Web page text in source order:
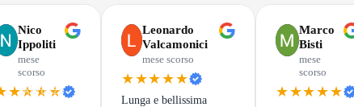
Abruzzo
Nico
Ippoliti
mese
scorso
Leonardo
Valcamonici
mese scorso
★★★★★
Lunga e bellissima
Marco
Bisti
mese
scorso
★★★★★